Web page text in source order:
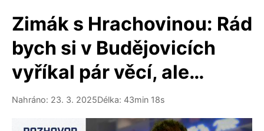
Zimák s Hrachovinou: Rád
bych si v Budějovicích
vyříkal pár věcí, ale…
Nahráno: 23. 3. 2025Délka: 43min 18s